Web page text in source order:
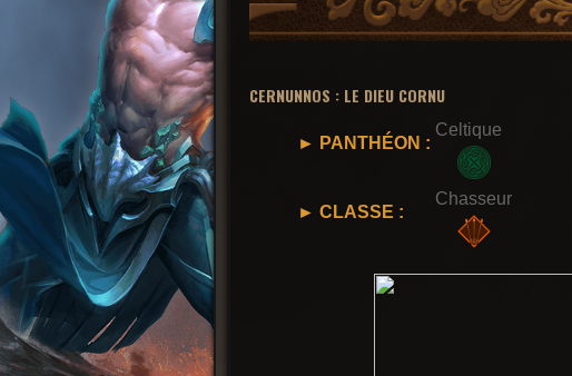
CERNUNNOS : LE DIEU CORNU
► PANTHÉON :
Celtique
► CLASSE :
Chasseur